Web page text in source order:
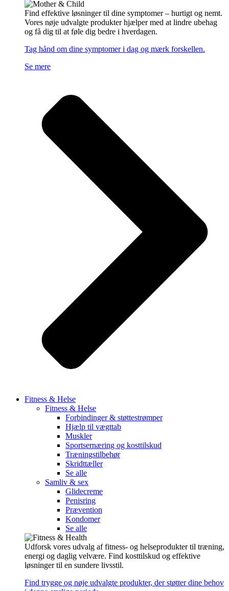
Find effektive løsninger til dine symptomer – hurtigt og nemt.
Vores nøje udvalgte produkter hjælper med at lindre ubehag
og få dig til at føle dig bedre i hverdagen.
Tag hånd om dine symptomer i dag og mærk forskellen.
Se mere
Fitness & Helse
Fitness & Helse
Forbindinger & støttestrømper
Hjælp til vægttab
Muskler
Sportsernæring og kosttilskud
Træningstilbehør
Skridttæller
Se alle
Samliv & sex
Glidecreme
Penisring
Prævention
Kondomer
Se alle
Udforsk vores udvalg af fitness- og helseprodukter til træning,
energi og daglig velvære. Find kosttilskud og effektive
løsninger til en sundere livsstil.
Find trygge og nøje udvalgte produkter, der støtter dine behov